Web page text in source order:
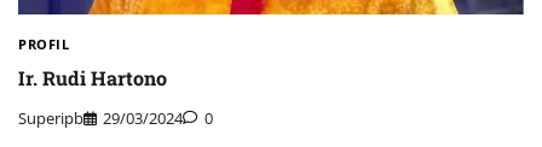
PROFIL
Ir. Rudi Hartono
Superipb 29/03/2024 0